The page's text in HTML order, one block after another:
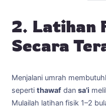
2. Latihan
Secara
Menjalani umrah
seperti thawaf dan sa’i
Mulailah latihan fisik 1–2